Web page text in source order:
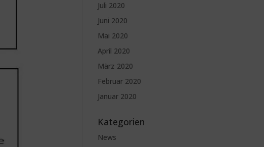
Juli 2020
Juni 2020
Mai 2020
April 2020
März 2020
Februar 2020
Januar 2020
Kategorien
News